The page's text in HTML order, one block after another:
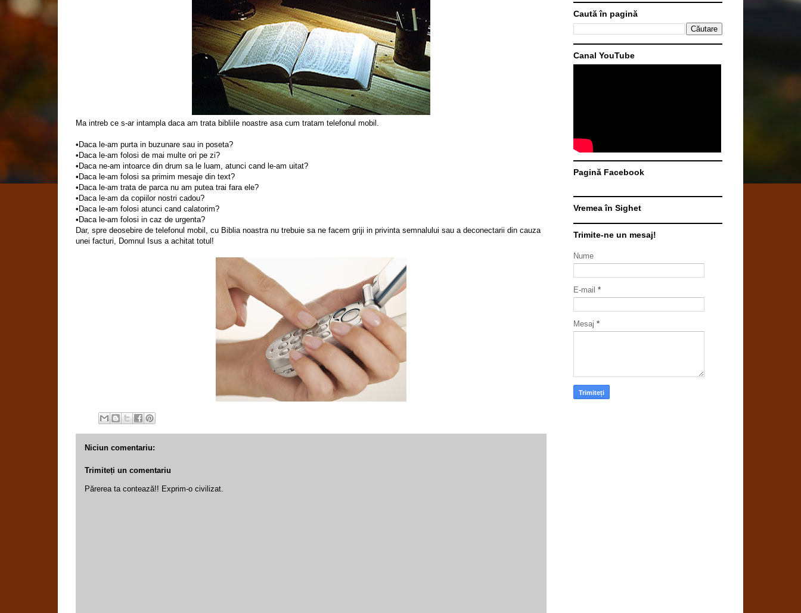
Ma intreb ce s-ar intampla daca am trata bibliile noastre asa cum tratam telefonul mobil.
•Daca le-am purta in buzunare sau in poseta?
•Daca le-am folosi de mai multe ori pe zi?
•Daca ne-am intoarce din drum sa le luam, atunci cand le-am uitat?
•Daca le-am folosi sa primim mesaje din text?
•Daca le-am trata de parca nu am putea trai fara ele?
•Daca le-am da copiilor nostri cadou?
•Daca le-am folosi atunci cand calatorim?
•Daca le-am folosi in caz de urgenta?
Dar, spre deosebire de telefonul mobil, cu Biblia noastra nu trebuie sa ne facem griji in privinta semnalului sau a deconectarii din cauza
unei facturi, Domnul Isus a achitat totul!
Niciun comentariu:
Trimiteți un comentariu
Părerea ta contează!! Exprim-o civilizat.
Caută în pagină
Canal YouTube
Pagină Facebook
Vremea în Sighet
Trimite-ne un mesaj!
Nume
E-mail *
Mesaj *